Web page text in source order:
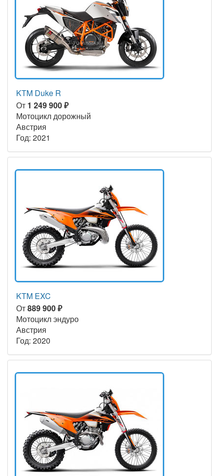
KTM Duke R
От 1 249 900 ₽
Мотоцикл дорожный
Австрия
Год: 2021
KTM EXC
От889 900 ₽
Мотоцикл эндуро
Австрия
Год: 2020